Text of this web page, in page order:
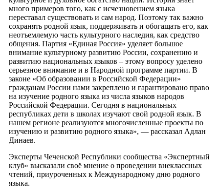
много примеров того, как с исчезновением языка
переставал существовать и сам народ. Поэтому так важно
сохранять родной язык, поддерживать и обогащать его, как
неотъемлемую часть культурного наследия, как средство
общения. Партия «Единая Россия» уделяет большое
внимание культурному развитию России, сохранению и
развитию национальных языков – этому вопросу уделено
серьезное внимание и в Народной программе партии. В
законе «Об образовании в Российской Федерации»
гражданам России нами закреплено и гарантировано право
на изучение родного языка из числа языков народов
Российской Федерации. Сегодня в национальных
республиках дети в школах изучают свой родной язык. В
нашем регионе реализуются многочисленные проекты по
изучению и развитию родного языка», — рассказал Адлан
Динаев.
Эксперты Чеченской Республики сообщества «Экспертный
клуб» высказали своё мнение о проведении внеклассных
чтений, приуроченных к Международному дню родного
языка.